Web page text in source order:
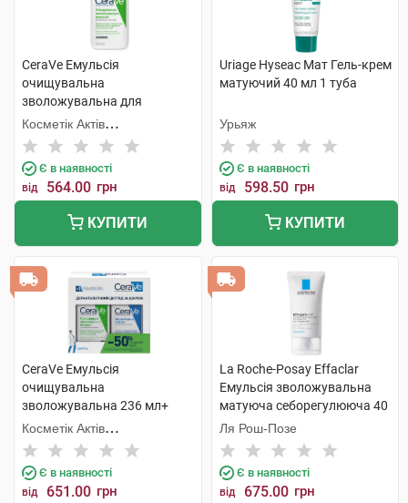
CeraVe Емульсія
очищувальна
зволожувальна для
нормальної і сухої шкіри
обличчя і тіла 473 мл 1
флакон
Косметік Актів
Інтернаціональ
Є в наявності
від 564.00 грн
КУПИТИ
Uriage Hyseac Мат Гель-крем
матуючий 40 мл 1 туба
Урьяж
Є в наявності
від 598.50 грн
КУПИТИ
CeraVe Емульсія
очищувальна
зволожувальна 236 мл+
молочко зволожувальне
236 мл 1 набір
Косметік Актів
Інтернаціональ
Є в наявності
від 651.00 грн
La Roche-Posay Effaclar
Емульсія зволожувальна
матуюча себорегулююча 40
мл 1 туба
Ля Рош-Позе
Є в наявності
від 675.00 грн